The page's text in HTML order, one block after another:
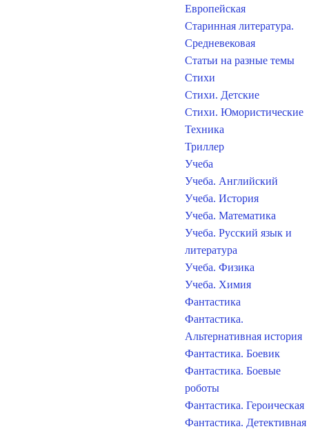
Европейская
Старинная литература.
Средневековая
Статьи на разные темы
Стихи
Стихи. Детские
Стихи. Юмористические
Техника
Триллер
Учеба
Учеба. Английский
Учеба. История
Учеба. Математика
Учеба. Русский язык и
литература
Учеба. Физика
Учеба. Химия
Фантастика
Фантастика.
Альтернативная история
Фантастика. Боевик
Фантастика. Боевые
роботы
Фантастика. Героическая
Фантастика. Детективная